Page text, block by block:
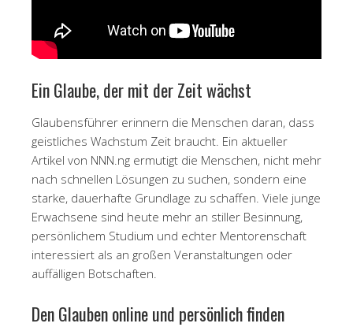
Ein Glaube, der mit der Zeit wächst
Glaubensführer erinnern die Menschen daran, dass
geistliches Wachstum Zeit braucht. Ein aktueller
Artikel von NNN.ng ermutigt die Menschen, nicht mehr
nach schnellen Lösungen zu suchen, sondern eine
starke, dauerhafte Grundlage zu schaffen. Viele junge
Erwachsene sind heute mehr an stiller Besinnung,
persönlichem Studium und echter Mentorenschaft
interessiert als an großen Veranstaltungen oder
auffälligen Botschaften.
Den Glauben online und persönlich finden